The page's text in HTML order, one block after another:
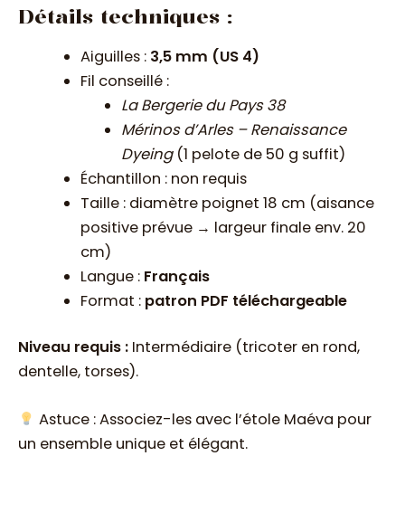
Détails techniques :
Aiguilles : 3,5 mm (US 4)
Fil conseillé :
La Bergerie du Pays 38
Mérinos d’Arles – Renaissance
Dyeing(1 pelote de 50 g suffit)
Échantillon : non requis
Taille : diamètre poignet 18 cm (aisance
positive prévue → largeur finale env. 20
cm)
Langue : Français
Format : patron PDF téléchargeable
Niveau requis : Intermédiaire (tricoter en rond,
dentelle, torses).
Astuce : Associez-les avec l’étole Maéva pour
un ensemble unique et élégant.